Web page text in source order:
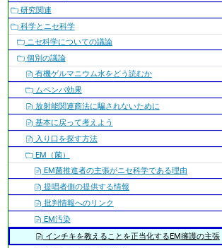
ゲ
ー
シ
ョ
ン
研究関連
科学とニセ科学
ニセ科学についての議論
個別の議論
有機ゲルマニウム水をどう読むか
ムペンバ効果
放射能関連商法に騙されないために
基本に戻って考えよう
入り口を探す方法
EM（菌）
EM菌推進者の主張がニセ科学である理由
提唱者側の提供する情報
批判情報へのリンク
EM汚染
インチキを教えることを正当化するEM擁護の主張